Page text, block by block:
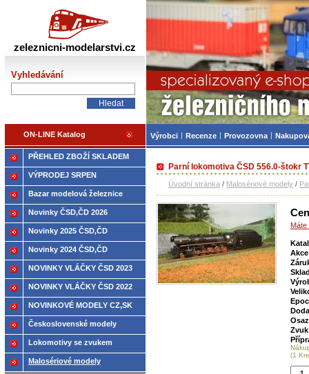
Parní lokomotiva ČSD 556.0-štokr
Úvodní stránka / Malosériové modely /
(1
PŘEHLED ZBOŽÍ SKLADEM
VÝPRODEJ SRPEN
Bazar modelová železnice
Novinky ČSD,ČD 2026
Novinky 2025 ČSD,ČD
Novinky 2024 ČSD,ČD
NOVINKY VLÁČKY ČSD 2023
NOVINKY VLÁČKY ČSD 2022
NOVINKOVÉ MODELY CZ,SK
2021
Československé modely
ČSD,ČD
Lokomotivy se zvukem
Malosériové modely
zeleznicni-modelarstvi.cz
Vyhledávání
ON-LINE Katalog
Železniční
Výrobci Recenze Provozovna